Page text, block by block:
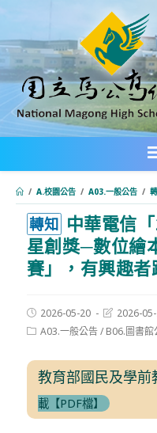
轉
主
要
內
/ A.校園公告 / A03.一般公告 /
轉知 中華電信
星創獎─數位繪
賽」，有興趣者
Post
published:
2026-05-20
Post
modified:
2026-
PostA03.一般公告/ B06.圖書館
教育部國民及學前
載【PDF檔】